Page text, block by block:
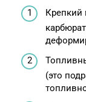
Крепкий
(это